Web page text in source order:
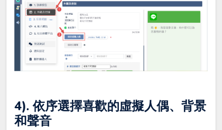
4). 依序選擇喜歡的虛擬人偶、背景
和聲音